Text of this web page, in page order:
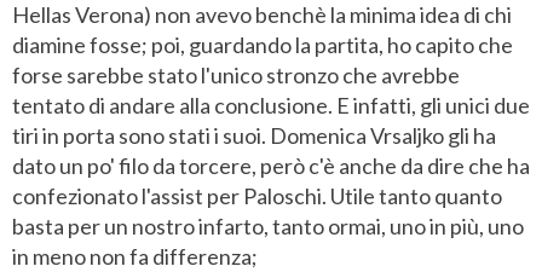
Hellas Verona) non avevo benchè la minima idea di chi
diamine fosse; poi, guardando la partita, ho capito che
forse sarebbe stato l'unico stronzo che avrebbe
tentato di andare alla conclusione. E infatti, gli unici due
tiri in porta sono stati i suoi. Domenica Vrsaljko gli ha
dato un po' filo da torcere, però c'è anche da dire che ha
confezionato l'assist per Paloschi. Utile tanto quanto
basta per un nostro infarto, tanto ormai, uno in più, uno
in meno non fa differenza;